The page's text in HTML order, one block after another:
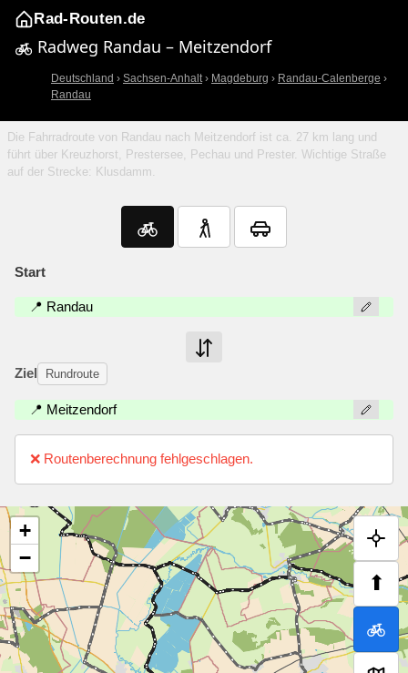
Rad-Routen.de
Radweg Randau – Meitzendorf
Deutschland › Sachsen-Anhalt› Magdeburg › Randau-Calenberge ›
Randau
Die Fahrradroute von Randau nach Meitzendorf ist ca. 27 km lang und
führt über Kreuzhorst, Prestersee, Pechau und Prester. Wichtige Straße
auf der Strecke: Klusdamm.
Start
📍 Randau
Ziel Rundroute
📍 Meitzendorf
❌ Routenberechnung fehlgeschlagen.
⬆
+
−